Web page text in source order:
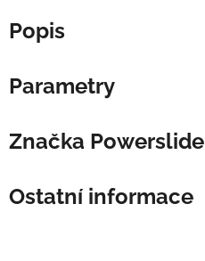
Popis
Parametry
Značka Powerslide
Ostatní informace